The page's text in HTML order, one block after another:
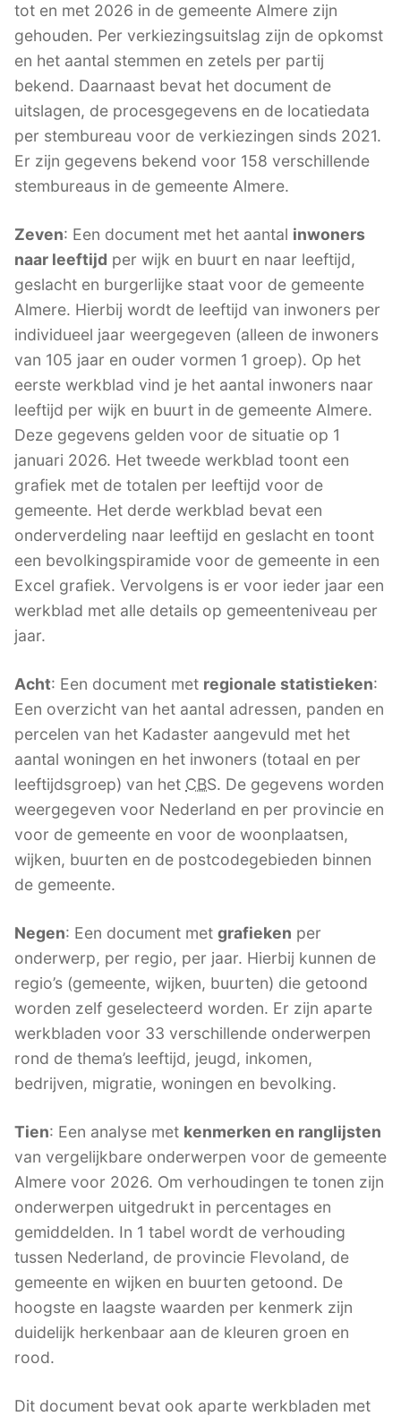
tot en met 2026 in de gemeente Almere zijn
gehouden. Per verkiezingsuitslag zijn de opkomst
en het aantal stemmen en zetels per partij
bekend. Daarnaast bevat het document de
uitslagen, de procesgegevens en de locatiedata
per stembureau voor de verkiezingen sinds 2021.
Er zijn gegevens bekend voor 158 verschillende
stembureaus in de gemeente Almere.
Zeven: Een document met het aantal inwoners
naar leeftijd per wijk en buurt en naar leeftijd,
geslacht en burgerlijke staat voor de gemeente
Almere. Hierbij wordt de leeftijd van inwoners per
individueel jaar weergegeven (alleen de inwoners
van 105 jaar en ouder vormen 1 groep). Op het
eerste werkblad vind je het aantal inwoners naar
leeftijd per wijk en buurt in de gemeente Almere.
Deze gegevens gelden voor de situatie op 1
januari 2026. Het tweede werkblad toont een
grafiek met de totalen per leeftijd voor de
gemeente. Het derde werkblad bevat een
onderverdeling naar leeftijd en geslacht en toont
een bevolkingspiramide voor de gemeente in een
Excel grafiek. Vervolgens is er voor ieder jaar een
werkblad met alle details op gemeenteniveau per
jaar.
Acht: Een document met regionale statistieken:
Een overzicht van het aantal adressen, panden en
percelen van het Kadaster aangevuld met het
aantal woningen en het inwoners (totaal en per
leeftijdsgroep) van het CBS. De gegevens worden
weergegeven voor Nederland en per provincie en
voor de gemeente en voor de woonplaatsen,
wijken, buurten en de postcodegebieden binnen
de gemeente.
Negen: Een document met grafieken per
onderwerp, per regio, per jaar. Hierbij kunnen de
regio’s (gemeente, wijken, buurten) die getoond
worden zelf geselecteerd worden. Er zijn aparte
werkbladen voor 33 verschillende onderwerpen
rond de thema’s leeftijd, jeugd, inkomen,
bedrijven, migratie, woningen en bevolking.
Tien: Een analyse met kenmerken en ranglijsten
van vergelijkbare onderwerpen voor de gemeente
Almere voor 2026. Om verhoudingen te tonen zijn
onderwerpen uitgedrukt in percentages en
gemiddelden. In 1 tabel wordt de verhouding
tussen Nederland, de provincie Flevoland, de
gemeente en wijken en buurten getoond. De
hoogste en laagste waarden per kenmerk zijn
duidelijk herkenbaar aan de kleuren groen en
rood.
Dit document bevat ook aparte werkbladen met